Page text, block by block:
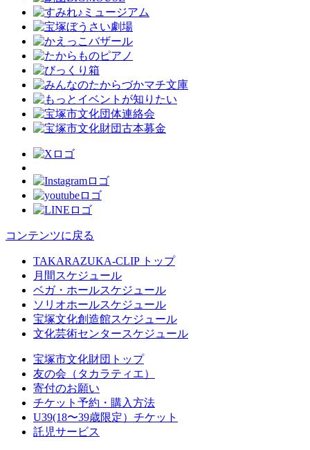
コンテンツに戻る
TAKARAZUKA-CLIP トップ
月間スケジュール
ベガ・ホールスケジュール
ソリオホールスケジュール
宝塚文化創造館スケジュール
文化芸術センタースケジュール
宝塚市文化財団トップ
友の会（タカラティエ）
寄付のお願い
チケット予約・購入方法
U39(18〜39歳限定）チケット
託児サービス